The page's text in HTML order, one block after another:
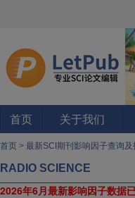
首页 关于我们
首页 > 最新SCI期刊影响因子查询
RADIO SCIENCE
2026年6月最新影响因子数据